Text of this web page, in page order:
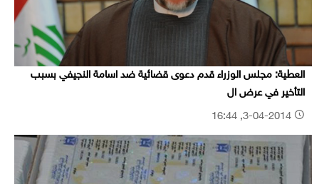
العطية: مجلس الوزراء قدم دعوى قضائية ضد اسامة النجيفي بسبب
التأخير في عرض ال